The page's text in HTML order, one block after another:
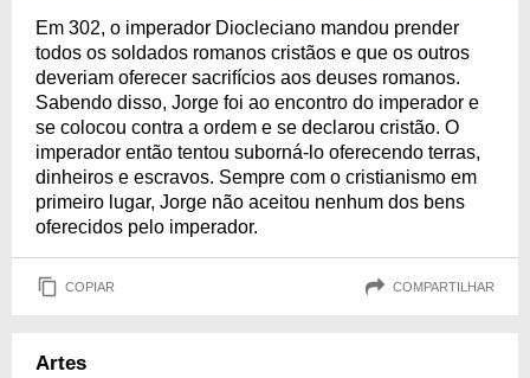
Em 302, o imperador Diocleciano mandou prender
todos os soldados romanos cristãos e que os outros
deveriam oferecer sacrifícios aos deuses romanos.
Sabendo disso, Jorge foi ao encontro do imperador e
se colocou contra a ordem e se declarou cristão. O
imperador então tentou suborná-lo oferecendo terras,
dinheiros e escravos. Sempre com o cristianismo em
primeiro lugar, Jorge não aceitou nenhum dos bens
oferecidos pelo imperador.
COPIAR COMPARTILHAR
Artes